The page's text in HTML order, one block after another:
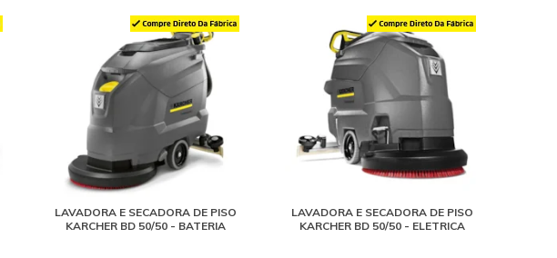
LAVADORA E SECADORA DE PISO
KARCHER BD 50/50 - BATERIA
LAVADORA E SECADORA DE PISO
KARCHER BD 50/50 - ELETRICA